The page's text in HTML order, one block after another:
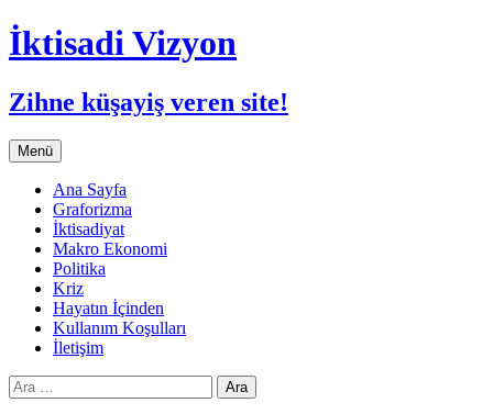
İktisadi Vizyon
Zihne küşayiş veren site!
Menü İçeriğe
atla
Ana Sayfa
Graforizma
İktisadiyat
Makro Ekonomi
Politika
Kriz
Hayatın İçinden
Kullanım Koşulları
İletişim
Arama: